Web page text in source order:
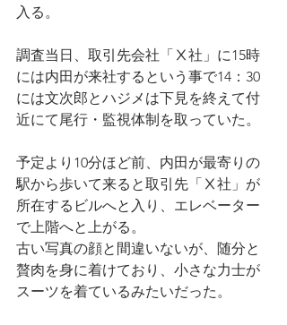
入る。
調査当日、取引先会社「Ⅹ社」に15時
には内田が来社するという事で14：30
には文次郎とハジメは下見を終えて付
近にて尾行・監視体制を取っていた。
予定より10分ほど前、内田が最寄りの
駅から歩いて来ると取引先「Ⅹ社」が
所在するビルへと入り、エレベーター
で上階へと上がる。
古い写真の顔と間違いないが、随分と
贅肉を身に着けており、小さな力士が
スーツを着ているみたいだった。